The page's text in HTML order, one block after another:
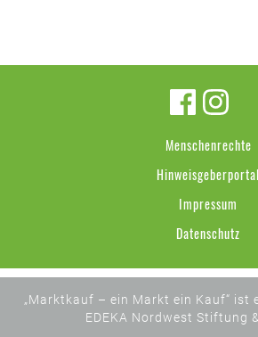
Menschenrechte
Hinweisgeberportal
Impressum
Datenschutz
„Marktkauf – ein Markt ein Kauf“ ist
EDEKA Nordwest Stiftung